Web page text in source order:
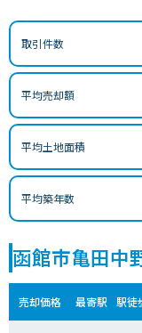
取引件数
平均売却額
平均土地面積
平均築年数
函館市亀田中
売却価格 最寄駅 駅徒